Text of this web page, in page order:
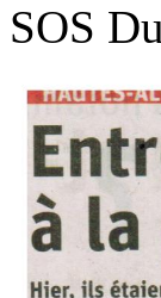
SOS